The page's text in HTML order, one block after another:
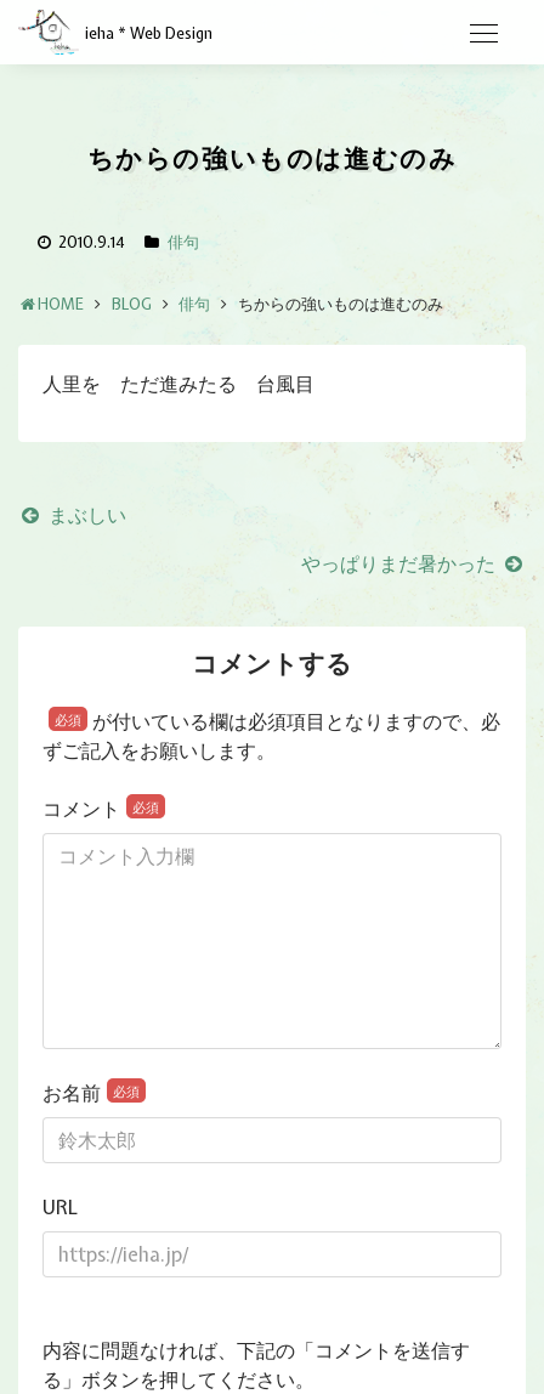
ieha * Web Design
ちからの強いものは進むのみ
2010.9.14 俳句
HOME BLOG 俳句 ちからの強いものは進むのみ
人里を ただ進みたる 台風目
まぶしい
やっぱりまだ暑かった
コメントする
必須
が付いている欄は必須項目となりますので、必
ずご記入をお願いします。
コメント 必須
お名前 必須
URL
内容に問題なければ、下記の「コメントを送信す
る」ボタンを押してください。